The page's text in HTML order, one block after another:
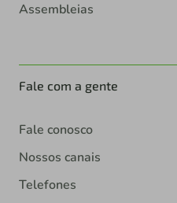
Assembleias
Fale com a gente
Fale conosco
Nossos canais
Telefones